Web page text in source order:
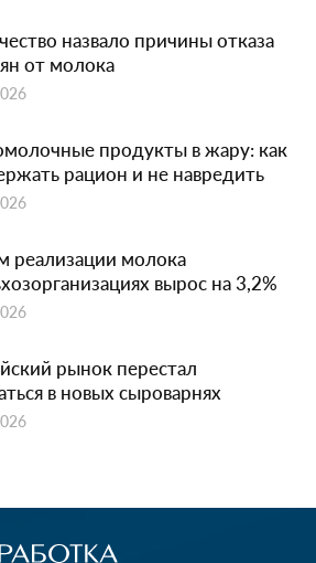
назвало причины отказа
от молока
продукты в жару: как
рацион и не навредить
реализации молока
вырос на 3,2%
рынок перестал
в новых сыроварнях